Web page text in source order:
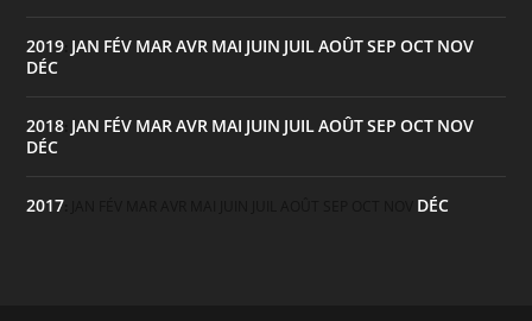
2019 JAN FÉV MAR AVR MAI JUIN JUIL AOÛTSEP OCT NOV
DÉC
2018 JAN FÉV MAR AVR MAI JUIN JUIL AOÛTSEP OCT NOV
DÉC
2017 DÉC